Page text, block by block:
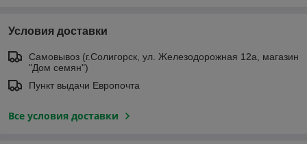
Условия доставки
Самовывоз (г.Солигорск, ул. Железодорожная 12а, магазин
"Дом семян")
Пункт выдачи Европочта
Все условия доставки